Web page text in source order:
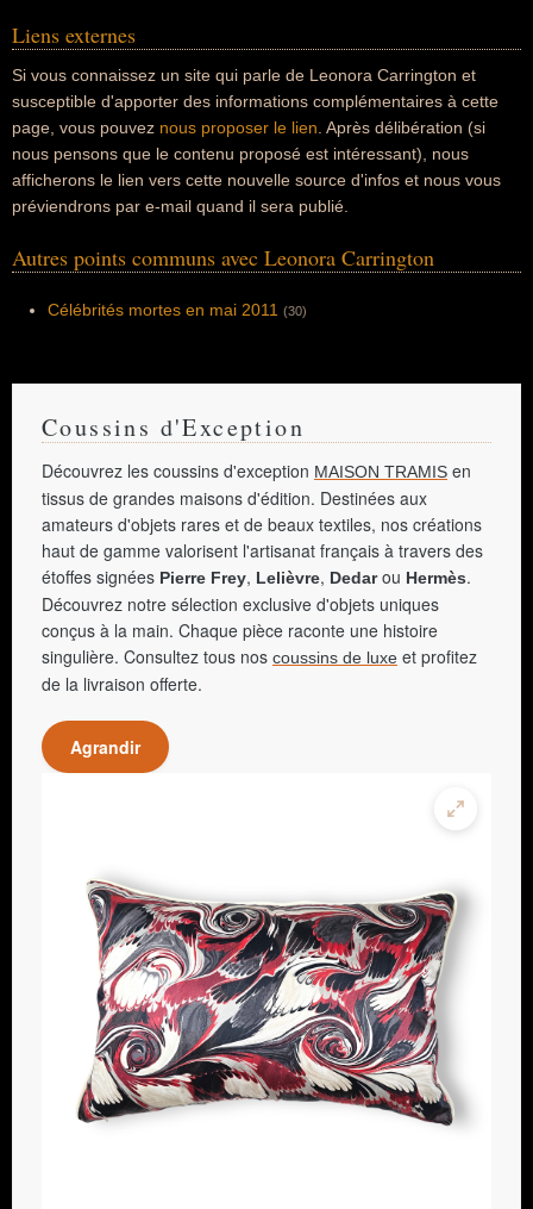
Liens externes
Si vous connaissez un site qui parle de Leonora Carrington et
susceptible d'apporter des informations complémentaires à cette
page, vous pouvez nous proposer le lien . Après délibération (si
nous pensons que le contenu proposé est intéressant), nous
afficherons le lien vers cette nouvelle source d'infos et nous vous
préviendrons par e-mail quand il sera publié.
Autres points communs avec Leonora Carrington
Célébrités mortes en mai 2011 (30)
Coussins d'Exception
Découvrez les coussins d'exception MAISON TRAMIS en
tissus de grandes maisons d'édition. Destinées aux
amateurs d'objets rares et de beaux textiles, nos créations
haut de gamme valorisent l'artisanat français à travers des
étoffes signées Pierre Frey, Lelièvre, Dedarou Hermès.
Découvrez notre sélection exclusive d'objets uniques
conçus à la main. Chaque pièce raconte une histoire
singulière. Consultez tous nos coussins de luxe et profitez
de la livraison offerte.
Agrandir